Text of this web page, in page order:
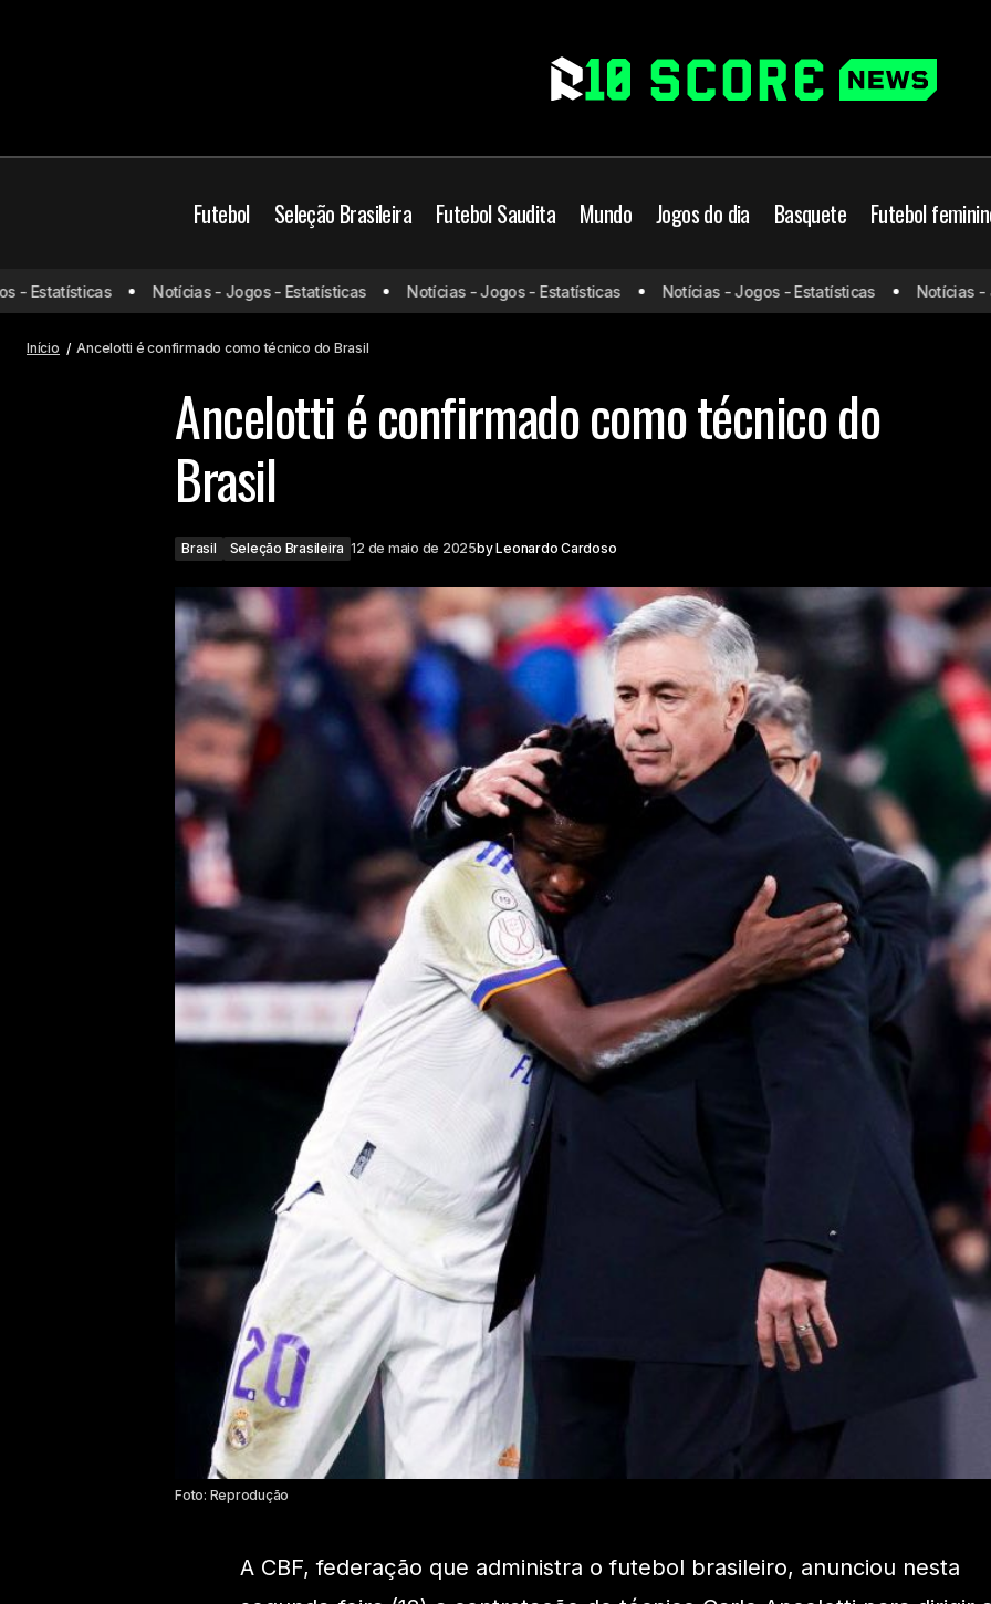
Futebol Seleção Brasileira Futebol Saudita Mundo Jogos do dia Basquete Futebol
Calebe brilha pelo Fortaleza, volta a
marcar e se emociona
Brasil Seleção Brasileira Ancelotti é confirmado como técnico do
Notícias - Jogos - Estatísticas Notícias - Jogos - Estatísticas Notícias - Jogos - Estatísticas Notícias -
Início Ancelotti é confirmado como técnico do Brasil
Ancelotti é confirmado como técnico do
Brasil
Brasil Seleção Brasileira 12 de maio de 2025byLeonardo Cardoso
Foto: Reprodução
A CBF, federação que administra o futebol brasileiro, anunciou nesta